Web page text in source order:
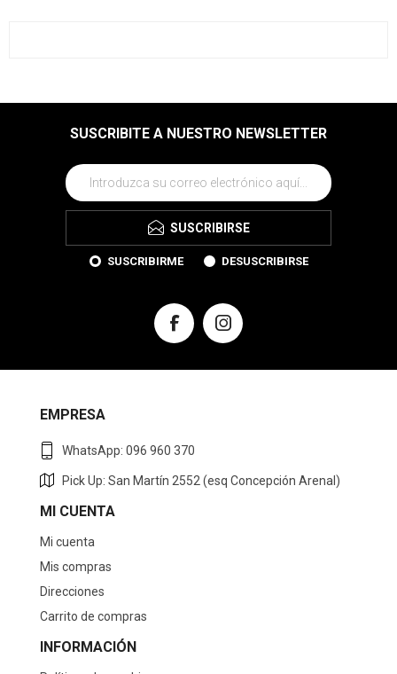
SUSCRIBITE A NUESTRO NEWSLETTER
SUSCRIBIRSE
SUSCRIBIRME DESUSCRIBIRSE
EMPRESA
WhatsApp: 096 960 370
Pick Up: San Martín 2552 (esq Concepción Arenal)
MI CUENTA
Mi cuenta
Mis compras
Direcciones
Carrito de compras
INFORMACIÓN